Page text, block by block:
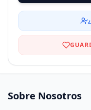
Sobre Nosotros